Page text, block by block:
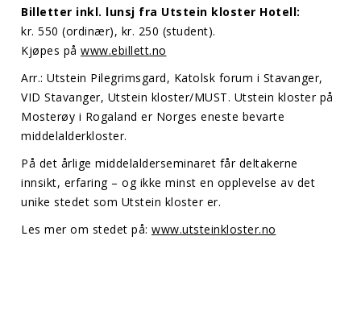
Billetter inkl. lunsj fra Utstein kloster Hotell:
kr. 550 (ordinær), kr. 250 (student).
Kjøpes på www.ebillett.no
Arr.: Utstein Pilegrimsgard, Katolsk forum i Stavanger,
VID Stavanger, Utstein kloster/MUST. Utstein kloster på
Mosterøy i Rogaland er Norges eneste bevarte
middelalderkloster.
På det årlige middelalderseminaret får deltakerne
innsikt, erfaring – og ikke minst en opplevelse av det
unike stedet som Utstein kloster er.
Les mer om stedet på: www.utsteinkloster.no